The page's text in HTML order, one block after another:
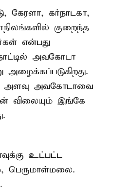
கேரளா, கர்நாடகா,
குறைந்த
என்பது
அவகோடா
அளவு அவகோடாவை
விலையும் இங்கே
உட்பட்ட
பெருமாள்மலை.